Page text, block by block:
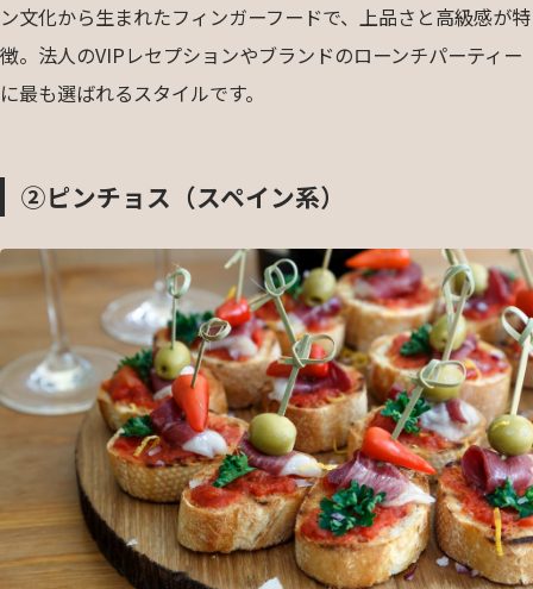
ン文化から生まれたフィンガーフードで、上品さと高級感が特
徴。法人のVIPレセプションやブランドのローンチパーティー
に最も選ばれるスタイルです。
②ピンチョス（スペイン系）